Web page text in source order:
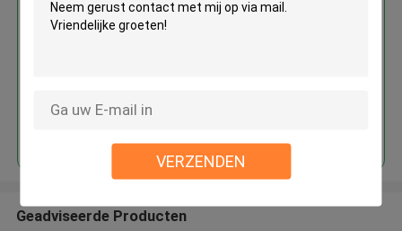
VERZENDEN
Media Biologisch Filter
Geadviseerde Producten